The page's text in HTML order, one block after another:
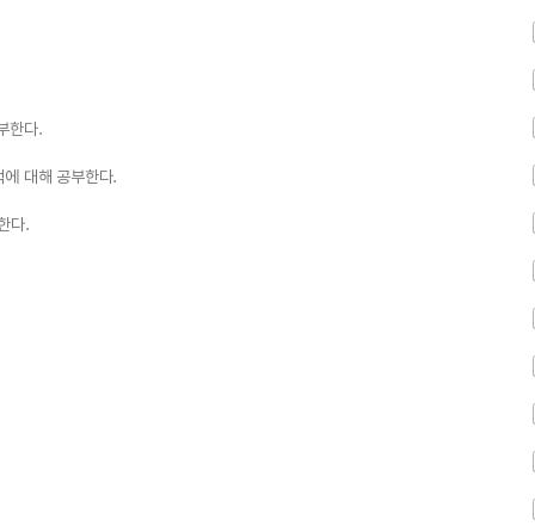
한다.
대해 공부한다.
다.